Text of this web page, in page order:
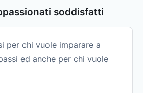
soddisfatti
per chi vuole imparare a
ed anche per chi vuole